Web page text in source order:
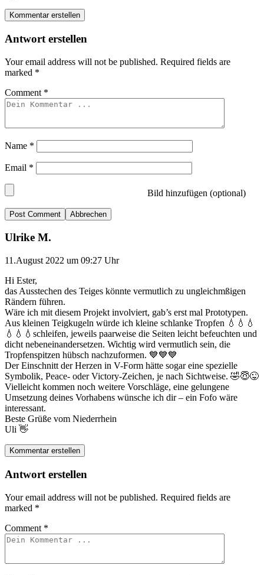
Kommentar erstellen
Antwort erstellen
Your email address will not be published. Required fields are
marked *
Comment *
Name *
Email *
Bild hinzufügen (optional)
Abbrechen
Ulrike M.
11.August 2022 um 09:27 Uhr
Hi Ester,
das Ausstechen des Teiges könnte vermutlich zu ungleichmßigen
Rändern führen.
Wäre ich mit diesem Projekt involviert, gab’s erst mal Prototypen.
Aus kleinen Teigkugeln würde ich kleine schlanke Tropfen 💧💧💧
💧💧💧schleifen, jeweils paarweise die Seiten leicht befeuchten und
dicht nebeneinandersetzen. Wichtig wird vermutlich sein, die
Tropfenspitzen hübsch nachzuformen. 💙💙💙
Der Einschnitt der Herzen in V-Form hätte sogar eine spezielle
Symbolik, Peace- oder Victory-Zeichen, je nach Sichtweise. 🤣😇😜
Vielleicht kommen noch weitere Vorschläge, eine gelungene
Umsetzung deines Vorhabens wünsche ich dir – ein Fofo wäre
interessant.
Beste Grüße vom Niederrhein
Uli 👋
Kommentar erstellen
Antwort erstellen
Your email address will not be published. Required fields are
marked *
Comment *